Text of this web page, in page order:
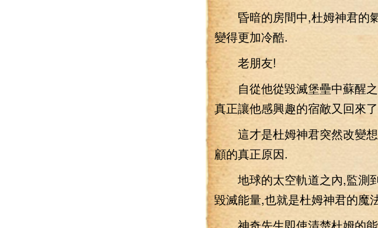
昏暗的房間中,杜姆神君的氣
變得更加冷酷.
老朋友!
自從他從毀滅堡壘中蘇醒之
真正讓他感興趣的宿敵又回來
這才是杜姆神君突然改變想
顧的真正原因.
地球的太空軌道之內,監測到
毀滅能量,也就是杜姆神君的魔